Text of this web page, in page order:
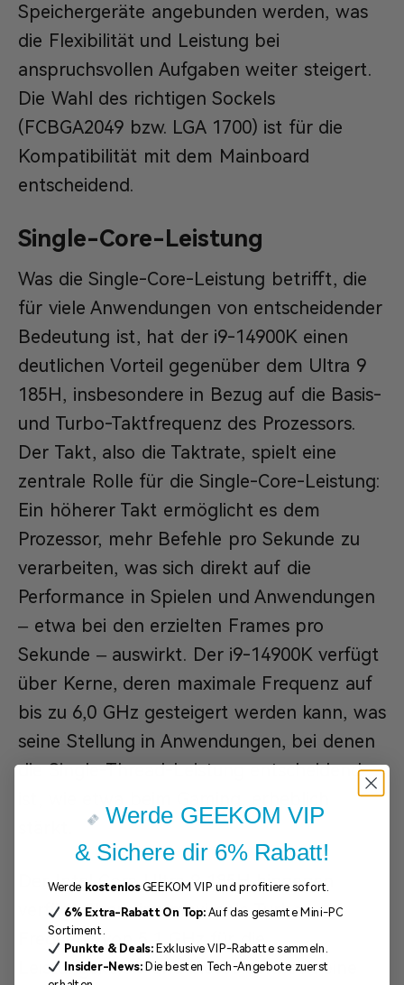
Speichergeräte angebunden werden, was
die Flexibilität und Leistung bei
anspruchsvollen Aufgaben weiter steigert.
Die Wahl des richtigen Sockels
(FCBGA2049 bzw. LGA 1700) ist für die
Kompatibilität mit dem Mainboard
entscheidend.
Single-Core-Leistung
Was die Single-Core-Leistung betrifft, die
für viele Anwendungen von entscheidender
Bedeutung ist, hat der i9-14900K einen
deutlichen Vorteil gegenüber dem Ultra 9
185H, insbesondere in Bezug auf die Basis-
und Turbo-Taktfrequenz des Prozessors.
Der Takt, also die Taktrate, spielt eine
zentrale Rolle für die Single-Core-Leistung:
Ein höherer Takt ermöglicht es dem
Prozessor, mehr Befehle pro Sekunde zu
verarbeiten, was sich direkt auf die
Performance in Spielen und Anwendungen
– etwa bei den erzielten Frames pro
Sekunde – auswirkt. Der i9-14900K verfügt
über Kerne, deren maximale Frequenz auf
bis zu 6,0 GHz gesteigert werden kann, was
seine Stellung in Anwendungen, bei denen
die Single-Thread-Leistung entscheidend
Der Intel Core Ultra 9 185H hingegen
verfügt über eine maximale Turbo-
Frequenz von 5,1 GHz für die
Leistungskerne und bietet dennoch eine
Werde GEEKOM VIP
& Sichere dir 6% Rabatt!
Werde kostenlosGEEKOM VIP und profitiere sofort.
6% Extra-Rabatt On Top:Auf das gesamte Mini-PC
Sortiment.
Punkte & Deals:Exklusive VIP-Rabatte sammeln.
Insider-News:Die besten Tech-Angebote zuerst